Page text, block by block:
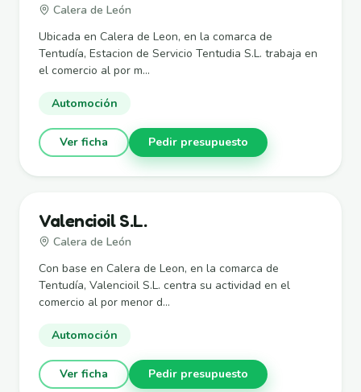
Calera de León
Ubicada en Calera de Leon, en la comarca de
Tentudía, Estacion de Servicio Tentudia S.L. trabaja en
el comercio al por m...
Automoción
Ver ficha Pedir presupuesto
Valencioil S.L.
Calera de León
Con base en Calera de Leon, en la comarca de
Tentudía, Valencioil S.L. centra su actividad en el
comercio al por menor d...
Automoción
Ver ficha Pedir presupuesto